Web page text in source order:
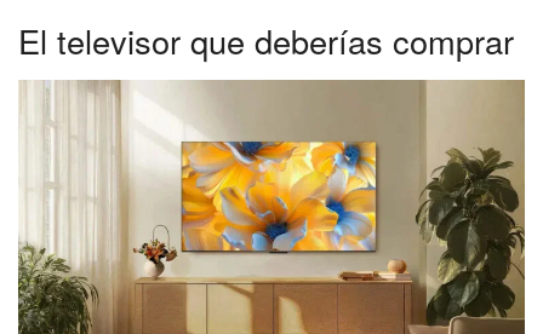
El televisor que deberías comprar